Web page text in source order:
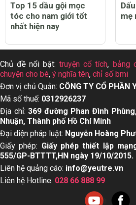
Top 15 dầu gội mọc
tóc cho nam giới tốt
nhất hiện nay
mẹ
Chủ đề nổi bật:truyện cổ tích, bảng
chuyện cho bé, ý nghĩa tên, chỉ số bmi
Đơn vị chủ Quản: CÔNG TY CỔ PHẦN
Mã số thuế: 0312926237
Địa chỉ:369 đường Phan Đình
Nhuận, Thành phố Hồ Chí Minh
Đại diện pháp luật: Nguyễn Hoàng
Giấy phép: Giấy phép thiết lập
555/GP-BTTTT,HN ngày 19/10/2015.
Liên hệ quảng cáo: info@yeutre.vn
Liên hệ Hotline: 028 66 888 99